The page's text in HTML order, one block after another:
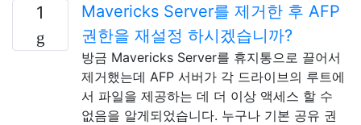
1
Mavericks Server를 제거한 후 AFP
권한을 재설정 하시겠습니까?
방금 Mavericks Server를 휴지통으로 끌어서
제거했는데 AFP 서버가 각 드라이브의 루트에
서 파일을 제공하는 데 더 이상 액세스 할 수
없음을 알게되었습니다. 누구나 기본 공유 권